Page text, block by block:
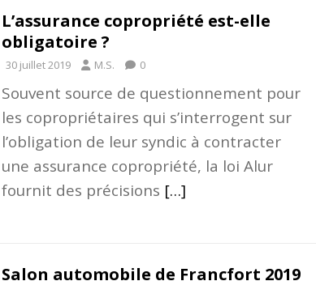
L’assurance copropriété est-elle
obligatoire ?
30 juillet 2019 M.S. 0
Souvent source de questionnement pour
les copropriétaires qui s’interrogent sur
l’obligation de leur syndic à contracter
une assurance copropriété, la loi Alur
fournit des précisions […]
Salon automobile de Francfort 2019